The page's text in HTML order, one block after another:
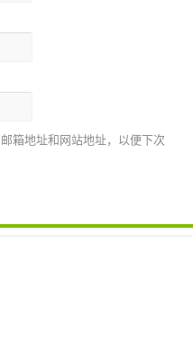
箱地址和网站地址，以便下次